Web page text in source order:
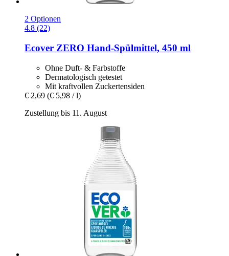
2 Optionen
4.8 (22)
Ecover ZERO Hand-​Spülmittel, 450 ml
Ohne Duft- & Farbstoffe
Dermatologisch getestet
Mit kraftvollen Zuckertensiden
€ 2,69 (€ 5,98 / l)
Zustellung bis 11. August